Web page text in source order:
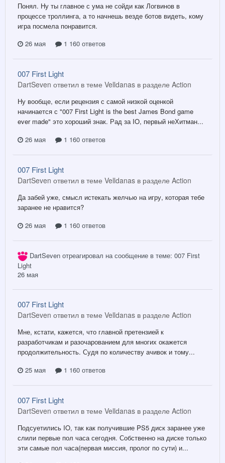
Понял. Ну ты главное с ума не сойди как Логвинов в
процессе троллинга, а то начнешь везде ботов видеть, кому
игра посмела понравится.
26 мая
1 160 ответов
007 First Light
DartSeven ответил в теме Velldanas в разделе Action
Ну вообще, если рецензия с самой низкой оценкой
начинается с "007 First Light is the best James Bond game
ever made" это хороший знак. Рад за IO, первый неХитман...
26 мая
1 160 ответов
007 First Light
DartSeven ответил в теме Velldanas в разделе Action
Да забей уже, смысл истекать желчью на игру, которая тебе
заранее не нравится?
26 мая
1 160 ответов
DartSeven отреагировал на сообщение в теме: 007 First
Light
26 мая
007 First Light
DartSeven ответил в теме Velldanas в разделе Action
Мне, кстати, кажется, что главной претензией к
разработчикам и разочарованием для многих окажется
продолжительность. Судя по количеству ачивок и тому...
25 мая
1 160 ответов
007 First Light
DartSeven ответил в теме Velldanas в разделе Action
Подсуетились IO, так как получившие PS5 диск заранее уже
слили первые пол часа сегодня. Собственно на диске только
эти самые пол часа(первая миссия, пролог по сути) и...